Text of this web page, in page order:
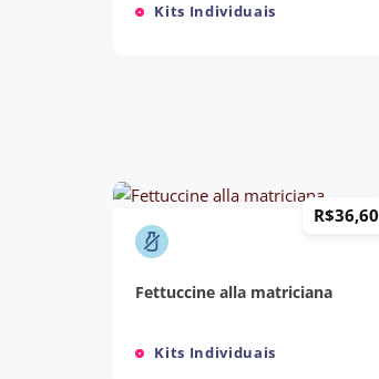
Kits Individuais
+
Kits Individuais
Fettuccine alla matriciana
R$36,60